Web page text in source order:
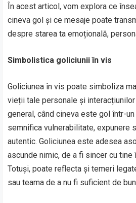
În acest articol, vom explora ce
cineva gol și ce mesaje poate
despre starea ta emoțională,
Simbolistica goliciunii în vis
Goliciunea în vis poate simboliza
vieții tale personale și interacțiunilor
general, când cineva este gol într-
semnifica vulnerabilitate, expunere
autentic. Goliciunea este adesea
ascunde nimic, de a fi sincer cu tine
Totuși, poate reflecta și temeri
sau teama de a nu fi suficient de